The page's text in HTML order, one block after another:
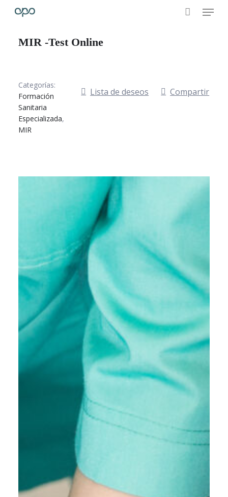
Skip
content
Menu
MIR -Test Online
Categorías:
Formación
Sanitaria
Especializada,
MIR
Lista de deseos Compartir